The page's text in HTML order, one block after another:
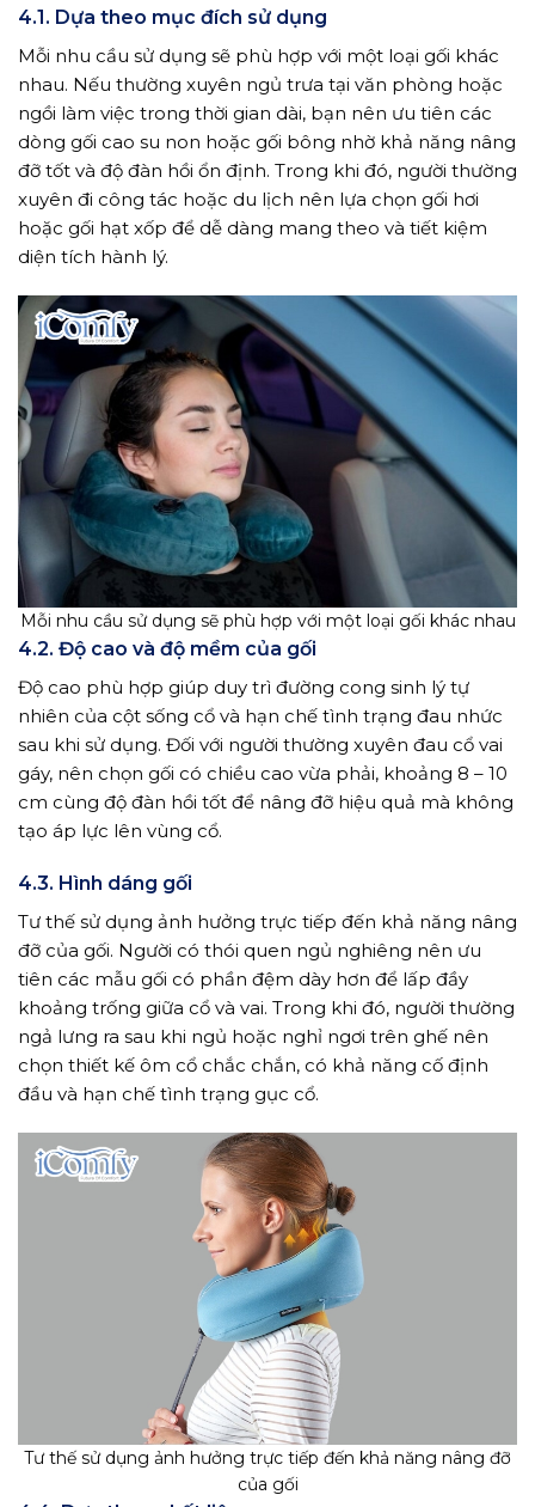
4.1. Dựa theo mục đích sử dụng
Mỗi nhu cầu sử dụng sẽ phù hợp với một loại gối khác
nhau. Nếu thường xuyên ngủ trưa tại văn phòng hoặc
ngồi làm việc trong thời gian dài, bạn nên ưu tiên các
dòng gối cao su non hoặc gối bông nhờ khả năng nâng
đỡ tốt và độ đàn hồi ổn định. Trong khi đó, người thường
xuyên đi công tác hoặc du lịch nên lựa chọn gối hơi
hoặc gối hạt xốp để dễ dàng mang theo và tiết kiệm
diện tích hành lý.
Mỗi nhu cầu sử dụng sẽ phù hợp với một loại gối khác nhau
4.2. Độ cao và độ mềm của gối
Độ cao phù hợp giúp duy trì đường cong sinh lý tự
nhiên của cột sống cổ và hạn chế tình trạng đau nhức
sau khi sử dụng. Đối với người thường xuyên đau cổ vai
gáy, nên chọn gối có chiều cao vừa phải, khoảng 8 – 10
cm cùng độ đàn hồi tốt để nâng đỡ hiệu quả mà không
tạo áp lực lên vùng cổ.
4.3. Hình dáng gối
Tư thế sử dụng ảnh hưởng trực tiếp đến khả năng nâng
đỡ của gối. Người có thói quen ngủ nghiêng nên ưu
tiên các mẫu gối có phần đệm dày hơn để lấp đầy
khoảng trống giữa cổ và vai. Trong khi đó, người thường
ngả lưng ra sau khi ngủ hoặc nghỉ ngơi trên ghế nên
chọn thiết kế ôm cổ chắc chắn, có khả năng cố định
đầu và hạn chế tình trạng gục cổ.
Tư thế sử dụng ảnh hưởng trực tiếp đến khả năng nâng đỡ
của gối